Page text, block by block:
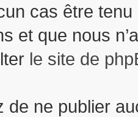
cas être
et que nous
le site de
de ne publier